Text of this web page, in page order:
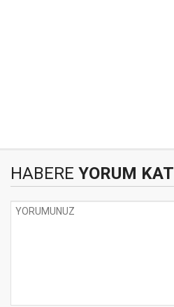
HABERE YORUM KAT